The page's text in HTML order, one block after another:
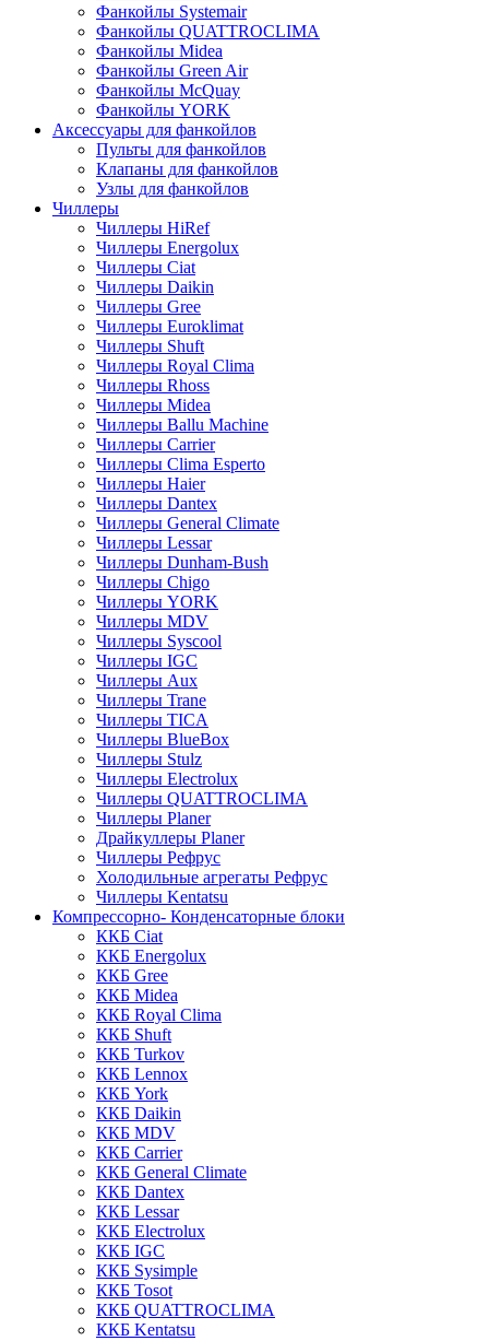
Фанкойлы Systemair
Фанкойлы QUATTROCLIMA
Фанкойлы Midea
Фанкойлы Green Air
Фанкойлы McQuay
Фанкойлы YORK
Аксессуары для фанкойлов
Пульты для фанкойлов
Клапаны для фанкойлов
Узлы для фанкойлов
Чиллеры
Чиллеры HiRef
Чиллеры Energolux
Чиллеры Ciat
Чиллеры Daikin
Чиллеры Gree
Чиллеры Euroklimat
Чиллеры Shuft
Чиллеры Royal Clima
Чиллеры Rhoss
Чиллеры Midea
Чиллеры Ballu Machine
Чиллеры Carrier
Чиллеры Clima Esperto
Чиллеры Haier
Чиллеры Dantex
Чиллеры General Climate
Чиллеры Lessar
Чиллеры Dunham-Bush
Чиллеры Chigo
Чиллеры YORK
Чиллеры MDV
Чиллеры Syscool
Чиллеры IGC
Чиллеры Aux
Чиллеры Trane
Чиллеры TICA
Чиллеры BlueBox
Чиллеры Stulz
Чиллеры Electrolux
Чиллеры QUATTROCLIMA
Чиллеры Planer
Драйкуллеры Planer
Чиллеры Рефрус
Холодильные агрегаты Рефрус
Чиллеры Kentatsu
Компрессорно- Конденсаторные блоки
ККБ Ciat
ККБ Energolux
ККБ Gree
ККБ Midea
ККБ Royal Clima
ККБ Shuft
ККБ Turkov
ККБ Lennox
ККБ York
ККБ Daikin
ККБ MDV
ККБ Carrier
ККБ General Climate
ККБ Dantex
ККБ Lessar
ККБ Electrolux
ККБ IGC
ККБ Sysimple
ККБ Tosot
ККБ QUATTROCLIMA
ККБ Kentatsu